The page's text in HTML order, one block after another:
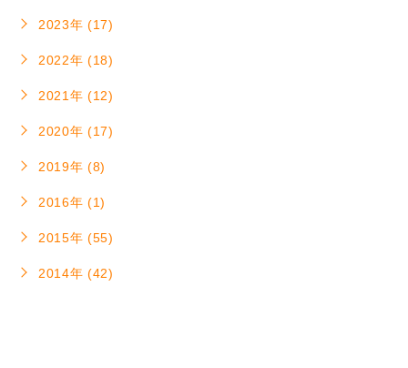
2023年 (17)
2022年 (18)
2021年 (12)
2020年 (17)
2019年 (8)
2016年 (1)
2015年 (55)
2014年 (42)